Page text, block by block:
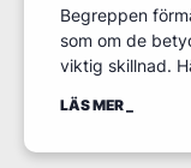
Begreppen
som om de
viktig skillnad.
LÄS MER